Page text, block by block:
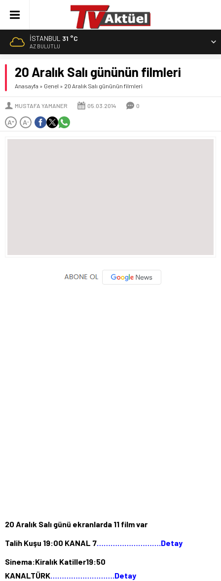
İSTANBUL 31 °C
AZ BULUTLU
20 Aralık Salı gününün filmleri
Anasayfa » Genel » 20 Aralık Salı gününün filmleri
MUSTAFA YAMANER 05.03.2014 0
A+ A-
20 Aralık Salı günü ekranlarda 11 film var
Talih Kuşu 19:00 KANAL 7……………………….Detay
Sinema:Kiralık Katiller19:50
KANALTÜRK……………………….Detay